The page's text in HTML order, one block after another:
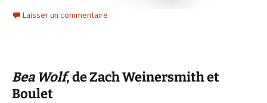
Laisser un commentaire
Bea Wolf, de Zach Weinersmith et
Boulet